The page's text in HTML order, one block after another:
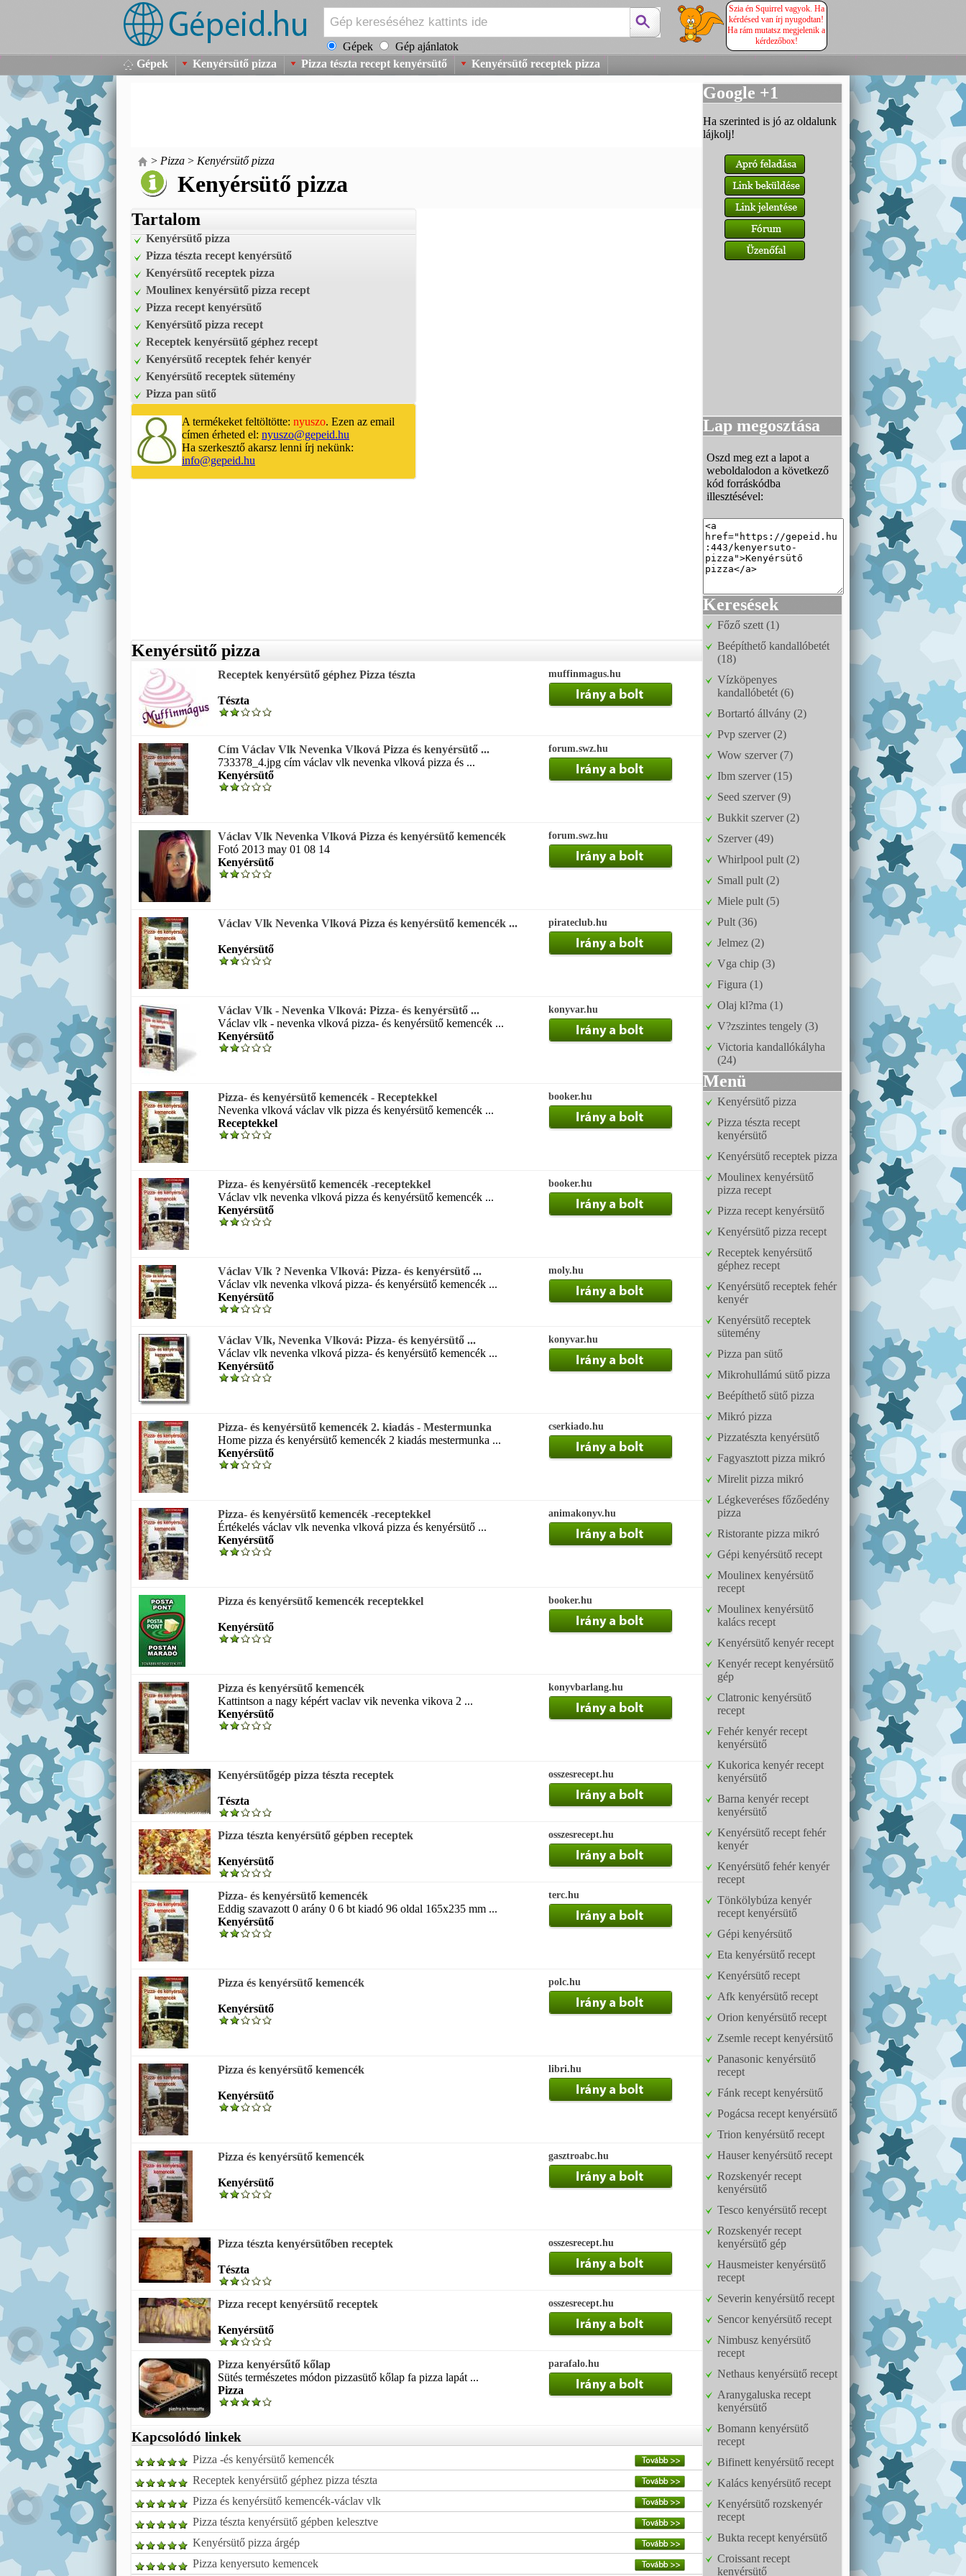
Gépek Gép ajánlatok
Szia én Squirrel vagyok. Ha
kérdésed van írj nyugodtan!
Ha rám mutatsz megjelenik a
kérdezőbox!
Gépek Kenyérsütő pizza Pizza tészta recept kenyérsütő Kenyérsütő receptek pizza
> Pizza > Kenyérsütő pizza
Kenyérsütő pizza
Tartalom
Kenyérsütő pizza
Pizza tészta recept kenyérsütő
Kenyérsütő receptek pizza
Moulinex kenyérsütő pizza recept
Pizza recept kenyérsütő
Kenyérsütő pizza recept
Receptek kenyérsütő géphez recept
Kenyérsütő receptek fehér kenyér
Kenyérsütő receptek sütemény
Pizza pan sütő
A termékeket feltöltötte: nyuszo. Ezen az email
címen érheted el: nyuszo@gepeid.hu
Ha szerkesztő akarsz lenni írj nekünk:
info@gepeid.hu
Kenyérsütő pizza
Receptek kenyérsütő géphez Pizza tészta
Tészta
muffinmagus.hu
Cím Václav Vlk Nevenka Vlková Pizza és kenyérsütő ...
733378_4.jpg cím václav vlk nevenka vlková pizza és ...
Kenyérsütő
forum.swz.hu
Václav Vlk Nevenka Vlková Pizza és kenyérsütő kemencék
Fotó 2013 may 01 08 14
Kenyérsütő
forum.swz.hu
Václav Vlk Nevenka Vlková Pizza és kenyérsütő kemencék ...
Kenyérsütő
pirateclub.hu
Václav Vlk - Nevenka Vlková: Pizza- és kenyérsütő ...
Václav vlk - nevenka vlková pizza- és kenyérsütő kemencék ...
Kenyérsütő
konyvar.hu
Pizza- és kenyérsütő kemencék - Receptekkel
Nevenka vlková václav vlk pizza és kenyérsütő kemencék ...
Receptekkel
booker.hu
Pizza- és kenyérsütő kemencék -receptekkel
Václav vlk nevenka vlková pizza és kenyérsütő kemencék ...
Kenyérsütő
booker.hu
Václav Vlk ? Nevenka Vlková: Pizza- és kenyérsütő ...
Václav vlk nevenka vlková pizza- és kenyérsütő kemencék ...
Kenyérsütő
moly.hu
Václav Vlk, Nevenka Vlková: Pizza- és kenyérsütő ...
Václav vlk nevenka vlková pizza- és kenyérsütő kemencék ...
Kenyérsütő
konyvar.hu
Pizza- és kenyérsütő kemencék 2. kiadás - Mestermunka
Home pizza és kenyérsütő kemencék 2 kiadás mestermunka ...
Kenyérsütő
cserkiado.hu
Pizza- és kenyérsütő kemencék -receptekkel
Értékelés václav vlk nevenka vlková pizza és kenyérsütő ...
Kenyérsütő
animakonyv.hu
Pizza és kenyérsütő kemencék receptekkel
Kenyérsütő
booker.hu
Pizza és kenyérsütő kemencék
Kattintson a nagy képért vaclav vik nevenka vikova 2 ...
Kenyérsütő
konyvbarlang.hu
Kenyérsütőgép pizza tészta receptek
Tészta
osszesrecept.hu
Pizza tészta kenyérsütő gépben receptek
Kenyérsütő
osszesrecept.hu
Pizza- és kenyérsütő kemencék
Eddig szavazott 0 arány 0 6 bt kiadó 96 oldal 165x235 mm ...
Kenyérsütő
terc.hu
Pizza és kenyérsütő kemencék
Kenyérsütő
polc.hu
Pizza és kenyérsütő kemencék
Kenyérsütő
libri.hu
Pizza és kenyérsütő kemencék
Kenyérsütő
gasztroabc.hu
Pizza tészta kenyérsütőben receptek
Tészta
osszesrecept.hu
Pizza recept kenyérsütő receptek
Kenyérsütő
osszesrecept.hu
Pizza kenyérsűtő kőlap
Sütés természetes módon pizzasütő kőlap fa pizza lapát ...
Pizza
parafalo.hu
Kapcsolódó linkek
Pizza -és kenyérsütő kemencék
Receptek kenyérsütő géphez pizza tészta
Pizza és kenyérsütő kemencék-václav vlk
Pizza tészta kenyérsütő gépben kelesztve
Kenyérsütő pizza árgép
Pizza kenyersuto kemencek
Google +1
Ha szerinted is jó az oldalunk
lájkolj!
Lap megosztása
Oszd meg ezt a lapot a
weboldalodon a következő
kód forráskódba
illesztésével:
Keresések
Főző szett (1)
Beépíthető kandallóbetét
(18)
Vízköpenyes
kandallóbetét (6)
Bortartó állvány (2)
Pvp szerver (2)
Wow szerver (7)
Ibm szerver (15)
Seed szerver (9)
Bukkit szerver (2)
Szerver (49)
Whirlpool pult (2)
Small pult (2)
Miele pult (5)
Pult (36)
Jelmez (2)
Vga chip (3)
Figura (1)
Olaj kl?ma (1)
V?zszintes tengely (3)
Victoria kandallókályha
(24)
Menü
Kenyérsütő pizza
Pizza tészta recept
kenyérsütő
Kenyérsütő receptek pizza
Moulinex kenyérsütő
pizza recept
Pizza recept kenyérsütő
Kenyérsütő pizza recept
Receptek kenyérsütő
géphez recept
Kenyérsütő receptek fehér
kenyér
Kenyérsütő receptek
sütemény
Pizza pan sütő
Mikrohullámú sütő pizza
Beépíthető sütő pizza
Mikró pizza
Pizzatészta kenyérsütő
Fagyasztott pizza mikró
Mirelit pizza mikró
Légkeveréses főzőedény
pizza
Ristorante pizza mikró
Gépi kenyérsütő recept
Moulinex kenyérsütő
recept
Moulinex kenyérsütő
kalács recept
Kenyérsütő kenyér recept
Kenyér recept kenyérsütő
gép
Clatronic kenyérsütő
recept
Fehér kenyér recept
kenyérsütő
Kukorica kenyér recept
kenyérsütő
Barna kenyér recept
kenyérsütő
Kenyérsütő recept fehér
kenyér
Kenyérsütő fehér kenyér
recept
Tönkölybúza kenyér
recept kenyérsütő
Gépi kenyérsütő
Eta kenyérsütő recept
Kenyérsütő recept
Afk kenyérsütő recept
Orion kenyérsütő recept
Zsemle recept kenyérsütő
Panasonic kenyérsütő
recept
Fánk recept kenyérsütő
Pogácsa recept kenyérsütő
Trion kenyérsütő recept
Hauser kenyérsütő recept
Rozskenyér recept
kenyérsütő
Tesco kenyérsütő recept
Rozskenyér recept
kenyérsütő gép
Hausmeister kenyérsütő
recept
Severin kenyérsütő recept
Sencor kenyérsütő recept
Nimbusz kenyérsütő
recept
Nethaus kenyérsütő recept
Aranygaluska recept
kenyérsütő
Bomann kenyérsütő
recept
Bifinett kenyérsütő recept
Kalács kenyérsütő recept
Kenyérsütő rozskenyér
recept
Bukta recept kenyérsütő
Croissant recept
kenyérsütő